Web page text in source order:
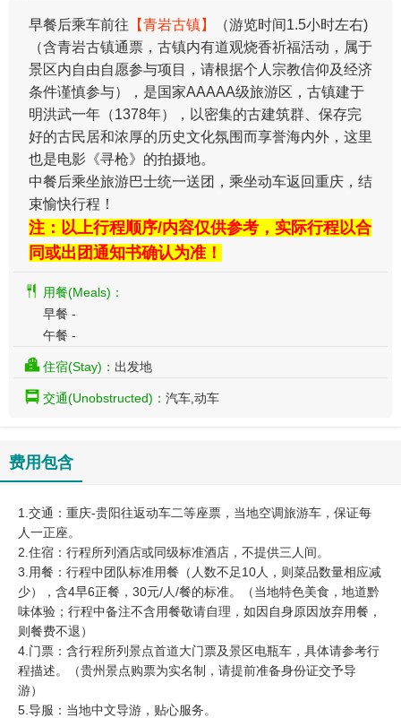
早餐后乘车前往 【青岩古镇】
（游览时间1.5小时左右)
（含青岩古镇通票，古镇内有道观烧香祈福活动，属于
景区内自由自愿参与项目，请根据个人宗教信仰及经济
条件谨慎参与），是国家AAAAA级旅游区，古镇建于
明洪武一年（1378年），以密集的古建筑群、保存完
好的古民居和浓厚的历史文化氛围而享誉海内外，这里
也是电影《寻枪》的拍摄地。
中餐后乘坐旅游巴士统一送团，乘坐动车返回重庆，结
束愉快行程！
注：以上行程顺序/内容仅供参考，实际行程以合
同或出团通知书确认为准！
用餐(Meals)：
早餐 -
午餐 -
住宿(Stay)： 出发地
交通(Unobstructed)： 汽车,动车
费用包含
1.交通：重庆-贵阳往返动车二等座票，当地空调旅游车，保证每
人一正座。
2.住宿：行程所列酒店或同级标准酒店，不提供三人间。
3.用餐：行程中团队标准用餐（人数不足10人，则菜品数量相应减
少），含4早6正餐，30元/人/餐的标准。（当地特色美食，地道黔
味体验；行程中备注不含用餐敬请自理，如因自身原因放弃用餐，
则餐费不退）
4.门票：含行程所列景点首道大门票及景区电瓶车，具体请参考行
程描述。（贵州景点购票为实名制，请提前准备身份证交予导
游）
5.导服：当地中文导游，贴心服务。